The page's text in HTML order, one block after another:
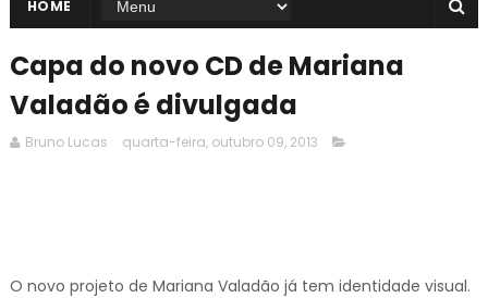
HOME
Capa do novo CD de Mariana
Valadão é divulgada
Bruno Lucas quarta-feira, outubro 09, 2013
O novo projeto de Mariana Valadão já tem identidade visual.